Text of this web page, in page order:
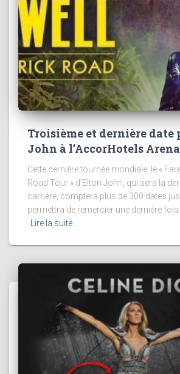
Troisième et dernière date
John à l’AccorHotels
Cette dernière tournée mondiale, le «
Road Tour » d’Elton John, qui sera la
carrière, comptera plus de 300 dates
permettra de remercier une dernière
Lire la suite…